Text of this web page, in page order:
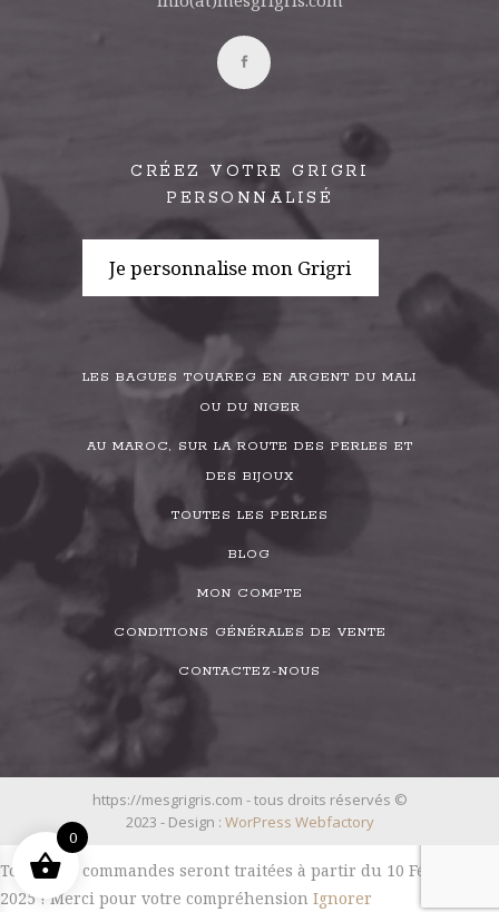
CRÉEZ VOTRE GRIGRI
PERSONNALISÉ
Je personnalise mon Grigri
LES BAGUES TOUAREG EN ARGENT DU MALI
OU DU NIGER
AU MAROC, SUR LA ROUTE DES PERLES ET
DES BIJOUX
TOUTES LES PERLES
BLOG
MON COMPTE
CONDITIONS GÉNÉRALES DE VENTE
CONTACTEZ-NOUS
https://mesgrigris.com - tous droits réservés ©
2023 - Design : WorPress Webfactory
Toutes les commandes seront traitées à partir du 10 Février
2025 ! Merci pour votre compréhension Ignorer
0